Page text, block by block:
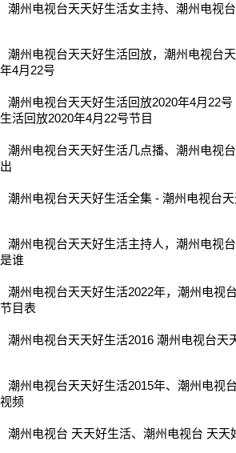
潮州电视台天天好生活女主持、潮州电视
潮州电视台天天好生活回放，潮州电视台
年4月22号
潮州电视台天天好生活回放2020年4月22
生活回放2020年4月22号节目
潮州电视台天天好生活几点播、潮州电视
出
潮州电视台天天好生活全集 - 潮州电视台
潮州电视台天天好生活主持人，潮州电视
是谁
潮州电视台天天好生活2022年，潮州电视
节目表
潮州电视台天天好生活2016 潮州电视台天
潮州电视台天天好生活2015年、潮州电视
视频
潮州电视台 天天好生活、潮州电视台 天天